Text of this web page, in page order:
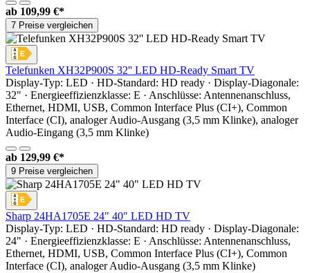
ab 109,99 €*
7 Preise vergleichen
Telefunken XH32P900S 32'' LED HD-Ready Smart TV
Display-Typ: LED · HD-Standard: HD ready · Display-Diagonale:
32" · Energieeffizienzklasse: E · Anschlüsse: Antennenanschluss,
Ethernet, HDMI, USB, Common Interface Plus (CI+), Common
Interface (CI), analoger Audio-Ausgang (3,5 mm Klinke), analoger
Audio-Eingang (3,5 mm Klinke)
ab 129,99 €*
9 Preise vergleichen
Sharp 24HA1705E 24" 40" LED HD TV
Display-Typ: LED · HD-Standard: HD ready · Display-Diagonale:
24" · Energieeffizienzklasse: E · Anschlüsse: Antennenanschluss,
Ethernet, HDMI, USB, Common Interface Plus (CI+), Common
Interface (CI), analoger Audio-Ausgang (3,5 mm Klinke)